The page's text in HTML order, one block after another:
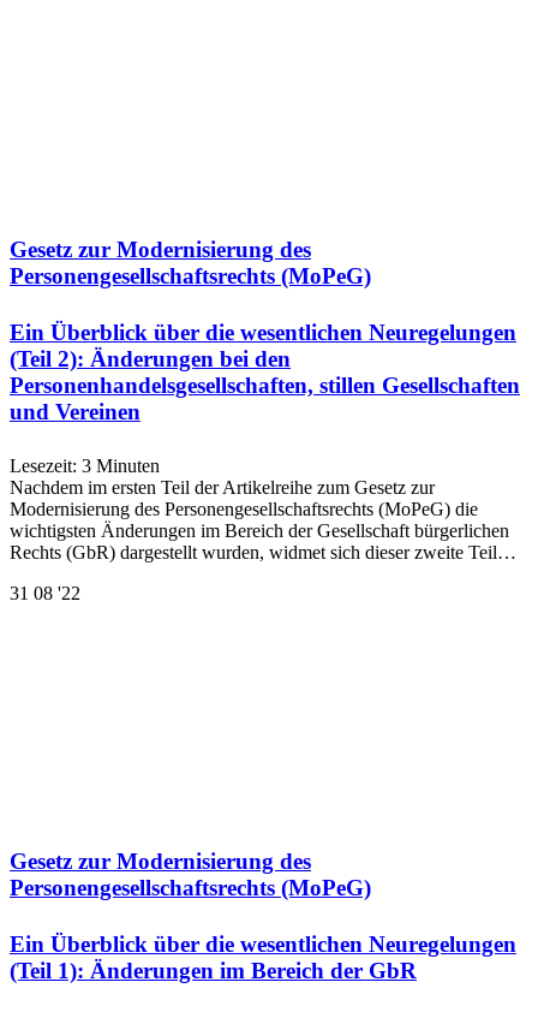
Gesetz zur Modernisierung des
Personengesellschaftsrechts (MoPeG)
Ein Überblick über die wesentlichen Neuregelungen
(Teil 2): Änderungen bei den
Personenhandelsgesellschaften, stillen Gesellschaften
und Vereinen
Lesezeit: 3 Minuten
Nachdem im ersten Teil der Artikelreihe zum Gesetz zur
Modernisierung des Personengesellschaftsrechts (MoPeG) die
wichtigsten Änderungen im Bereich der Gesellschaft bürgerlichen
Rechts (GbR) dargestellt wurden, widmet sich dieser zweite Teil…
31 08 '22
Gesetz zur Modernisierung des
Personengesellschaftsrechts (MoPeG)
Ein Überblick über die wesentlichen Neuregelungen
(Teil 1): Änderungen im Bereich der GbR